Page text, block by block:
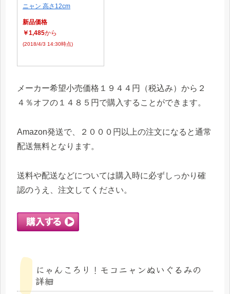
ニャン 高さ12cm
新品価格
￥1,485から
(2018/4/3 14:30時点)
メーカー希望小売価格１９４４円（税込み）から２
４％オフの１４８５円で購入することができます。
Amazon発送で、２０００円以上の注文になると通常
配送無料となります。
送料や配送などについては購入時に必ずしっかり確
認のうえ、注文してください。
にゃんころり！モコニャンぬいぐるみの
詳細